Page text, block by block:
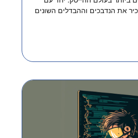
את הנדבכים וההבדלים השונים